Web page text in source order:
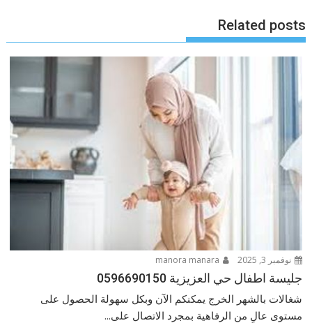
Related posts
نوفمبر 3, 2025
جليسة اطفال حي العزيزية 0596690150
شغالات بالشهر الخرج يمكنكم الآن وبكل سهولة الحصول على
مستوى عالٍ من الرفاهية بمجرد الاتصال على...